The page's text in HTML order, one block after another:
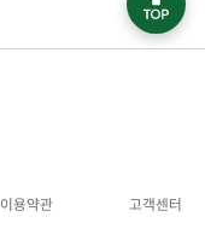
이용약관 고객센터